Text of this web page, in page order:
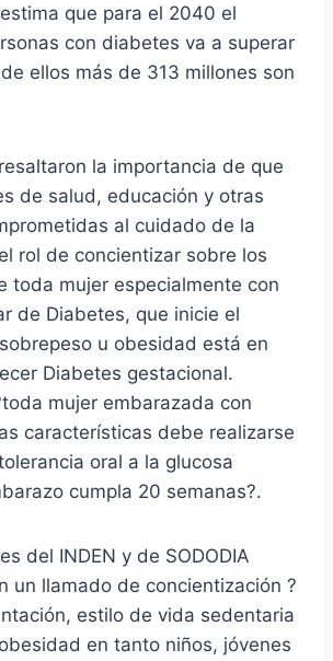
que para el 2040 el
con diabetes va a superar
ellos más de 313 millones son
la importancia de que
de salud, educación y otras
al cuidado de la
rol de concientizar sobre los
toda mujer especialmente con
de Diabetes, que inicie el
u obesidad está en
Diabetes gestacional.
mujer embarazada con
características debe realizarse
oral a la glucosa
cumpla 20 semanas?.
del INDEN y de SODODIA
un llamado de concientización ?
estilo de vida sedentaria
en tanto niños, jóvenes